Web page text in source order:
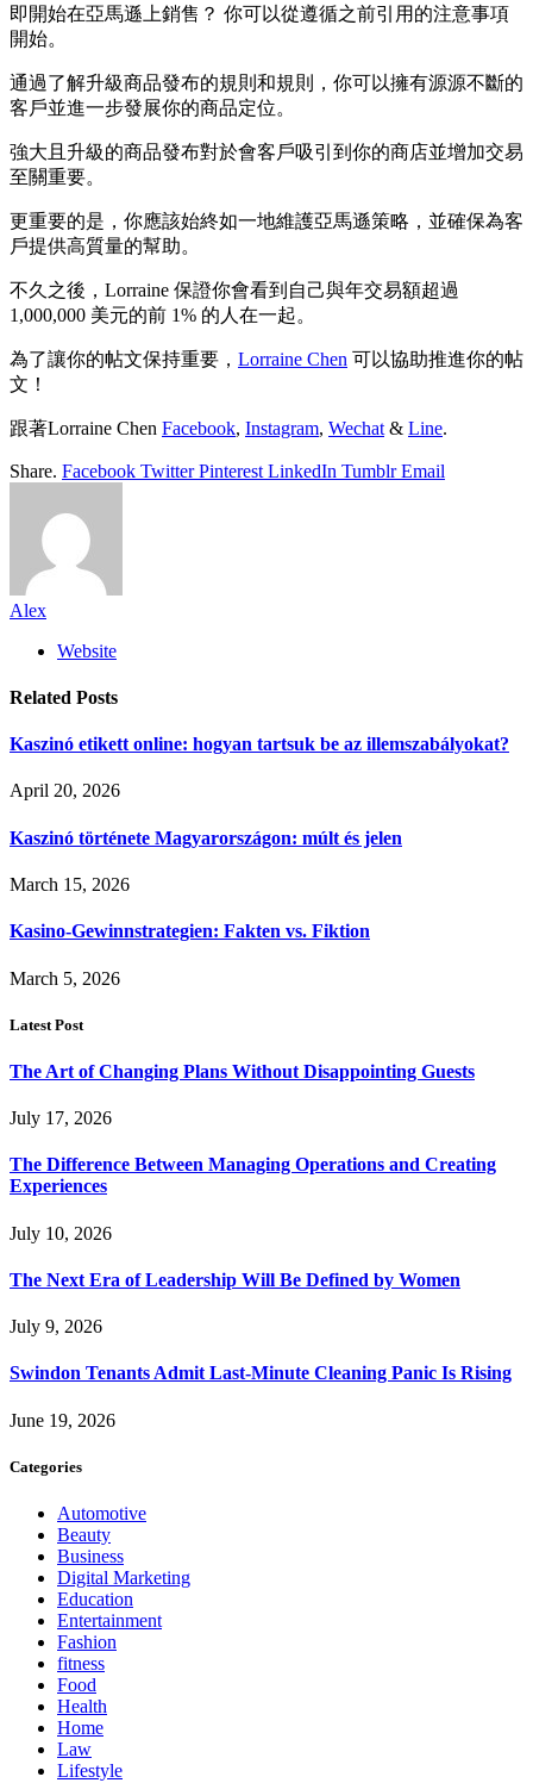
即開始在亞馬遜上銷售？ 你可以從遵循之前引用的注意事項
開始。
通過了解升級商品發布的規則和規則，你可以擁有源源不斷的
客戶並進一步發展你的商品定位。
強大且升級的商品發布對於會客戶吸引到你的商店並增加交易
至關重要。
更重要的是，你應該始終如一地維護亞馬遜策略，並確保為客
戶提供高質量的幫助。
不久之後，Lorraine 保證你會看到自己與年交易額超過
1,000,000 美元的前 1% 的人在一起。
為了讓你的帖文保持重要， Lorraine Chen 可以協助推進你的帖
文！
跟著Lorraine Chen Facebook, Instagram, Wechat & Line.
Share. Facebook Twitter Pinterest LinkedIn Tumblr Email
Alex
Website
Related Posts
Kaszinó etikett online: hogyan tartsuk be az illemszabályokat?
April 20, 2026
Kaszinó története Magyarországon: múlt és jelen
March 15, 2026
Kasino-Gewinnstrategien: Fakten vs. Fiktion
March 5, 2026
Latest Post
The Art of Changing Plans Without Disappointing Guests
July 17, 2026
The Difference Between Managing Operations and Creating
Experiences
July 10, 2026
The Next Era of Leadership Will Be Defined by Women
July 9, 2026
Swindon Tenants Admit Last-Minute Cleaning Panic Is Rising
June 19, 2026
Categories
Automotive
Beauty
Business
Digital Marketing
Education
Entertainment
Fashion
fitness
Food
Health
Home
Law
Lifestyle